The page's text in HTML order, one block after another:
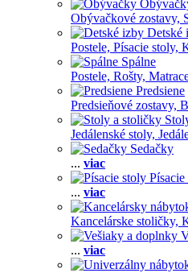
Obývačkové zostavy,
Detské
Postele, Písacie stoly,
Spálne
Postele, Rošty,
Predsiene
Predsieňové zostavy,
Jedálenské stoly,
Sedačky
... viac
... viac
Kancelárske stoličky,
... viac